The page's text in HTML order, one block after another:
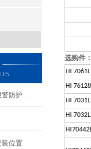
仓库多点可燃气体检测报警防护解决方案
位置
选购件
HI 7061L
HI
HI 7031L
HI 7032L